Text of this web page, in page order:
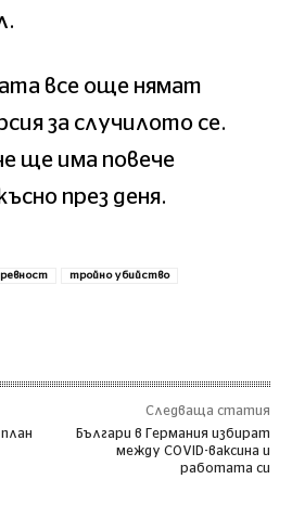
все още нямат
за случилото се.
ще има повече
през деня.
ревност тройно убийство
Следваща статия
Българи в Германия избират
между COVID-ваксина и
работата си